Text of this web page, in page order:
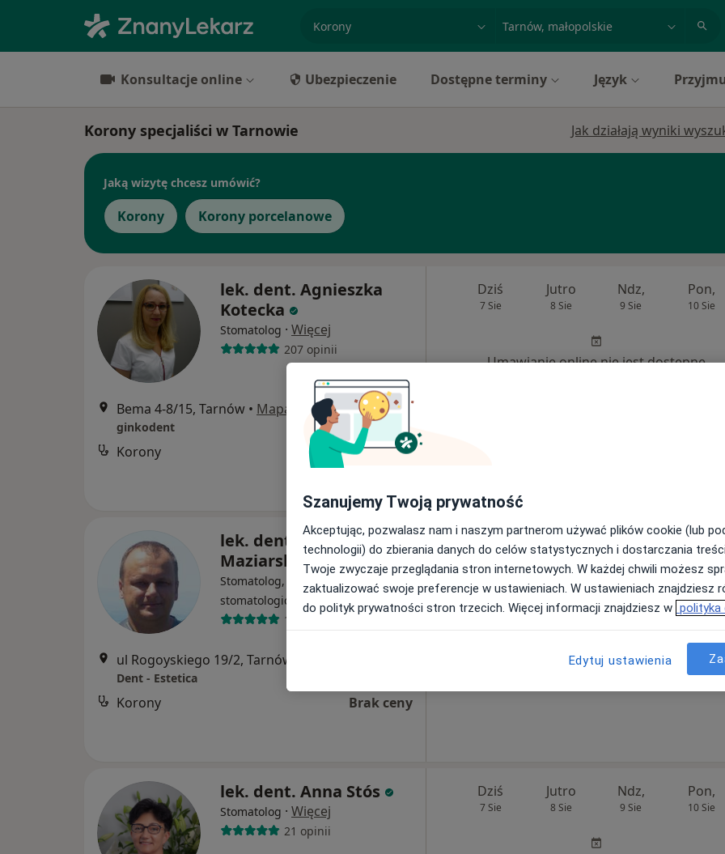
miasto lub dzielnica
Konsultacje online Ubezpieczenie Dostępne terminy Język
Korony specjaliści w Tarnowie Jak działają wyniki
Jaką wizytę chcesz umówić?
Korony Korony porcelanowe
lek. dent. Agnieszka
Kotecka
Stomatolog · Więcej
207 opinii
Bema 4-8/15, Tarnów • Mapa
ginkodent
Korony od 700 zł
Dziś
7 Sie
Jutro
8 Sie
Ndz,
9 Sie
Pon,
10 Sie
Umawianie online nie jest dostępne
lek. dent. Maciej
Maziarski
Stomatolog, Chirurg
stomatologiczny
Więcej
106 opinii
ul Rogoyskiego 19/2, Tarnów
Dent - Estetica
Korony Brak ceny
Dziś
7 Sie
Jutro
8 Sie
Ndz,
9 Sie
Pon,
10 Sie
Umawianie online nie jest dostępne
lek. dent. Anna Stós
Stomatolog · Więcej
21 opinii
Dziś
7 Sie
Jutro
8 Sie
Ndz,
9 Sie
Pon,
10 Sie
Szanujemy Twoją prywatność
Akceptując, pozwalasz nam i naszym partnerom używać plików cookie (lub
technologii) do zbierania danych do celów statystycznych i dostarczania
Twoje zwyczaje przeglądania stron internetowych. W każdej chwili możesz
zaktualizować swoje preferencje w ustawieniach. W ustawieniach znajdziesz
do polityk prywatności stron trzecich. Więcej informacji znajdziesz w polityka
Edytuj ustawienia